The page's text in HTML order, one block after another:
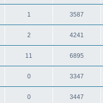
1 3587
2 4241
11 6895
0 3347
0 3447